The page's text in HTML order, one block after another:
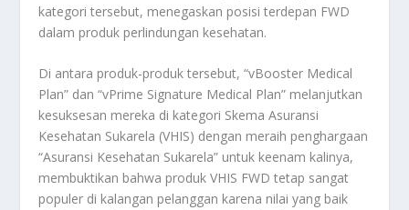
kategori tersebut, menegaskan posisi terdepan FWD
dalam produk perlindungan kesehatan.
Di antara produk-produk tersebut, “vBooster Medical
Plan” dan “vPrime Signature Medical Plan” melanjutkan
kesuksesan mereka di kategori Skema Asuransi
Kesehatan Sukarela (VHIS) dengan meraih penghargaan
“Asuransi Kesehatan Sukarela” untuk keenam kalinya,
membuktikan bahwa produk VHIS FWD tetap sangat
populer di kalangan pelanggan karena nilai yang baik